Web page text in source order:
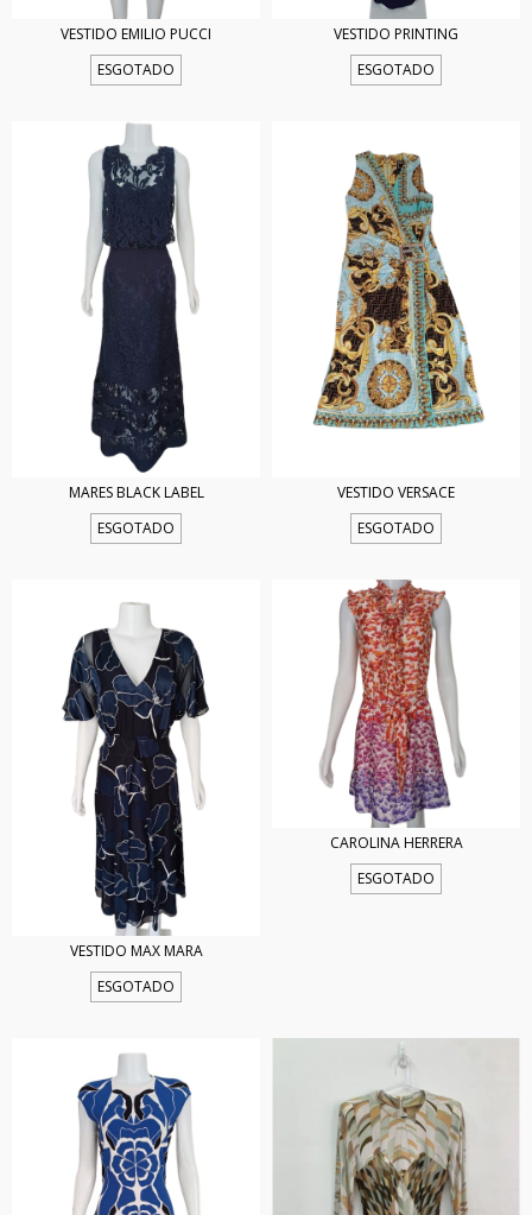
VESTIDO EMILIO PUCCI
ESGOTADO
VESTIDO PRINTING
ESGOTADO
MARES BLACK LABEL
ESGOTADO
VESTIDO VERSACE
ESGOTADO
VESTIDO MAX MARA
ESGOTADO
CAROLINA HERRERA
ESGOTADO